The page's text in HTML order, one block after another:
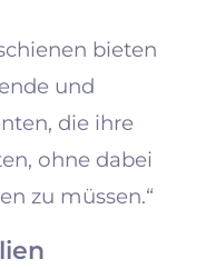
bieten
und
die ihre
ohne dabei
zu müssen.“